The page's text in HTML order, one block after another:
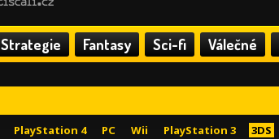
Strategie Fantasy Sci-fi Válečné
PlayStation 4 PC Wii PlayStation 3 3DS